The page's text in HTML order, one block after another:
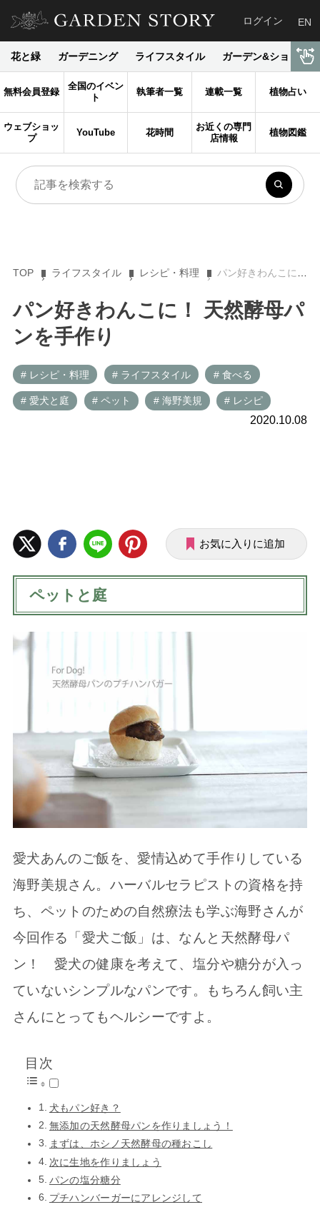
ログイン EN
花と緑 ガーデニング ライフスタイル ガーデン&ショップ
無料会員登録
全国のイベン
ト
執筆者一覧 連載一覧 植物占い
ウェブショッ
プ
YouTube 花時間
お近くの専門
店情報
植物図鑑
TOP ライフスタイル レシピ・料理 パン好きわんこに！ 天然酵母パンを手作り
パン好きわんこに！ 天然酵母パ
ンを手作り
# レシピ・料理 # ライフスタイル # 食べる
# 愛犬と庭 # ペット # 海野美規 # レシピ
2020.10.08
お気に入りに追加
ペットと庭
愛犬あんのご飯を、愛情込めて手作りしている
海野美規さん。ハーバルセラピストの資格を持
ち、ペットのための自然療法も学ぶ海野さんが
今回作る「愛犬ご飯」は、なんと天然酵母パ
ン！ 愛犬の健康を考えて、塩分や糖分が入っ
ていないシンプルなパンです。もちろん飼い主
さんにとってもヘルシーですよ。
目次
犬もパン好き？
無添加の天然酵母パンを作りましょう！
まずは、ホシノ天然酵母の種おこし
次に生地を作りましょう
パンの塩分糖分
プチハンバーガーにアレンジして